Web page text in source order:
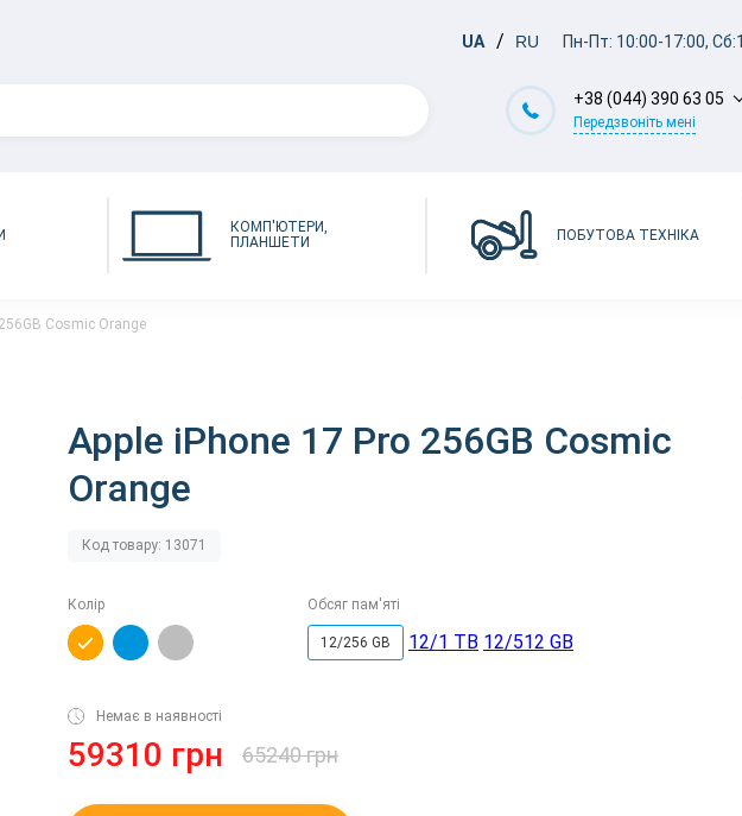
UA RU Пн-Пт: 10:00-17:00,
+38 (044) 390 63 05
Передзвоніть мені
КОМП'ЮТЕРИ,
ПЛАНШЕТИ
ПОБУТОВА ТЕХНІКА
Cosmic Orange
Apple iPhone 17 Pro 256GB Cosmic
Orange
Код товару: 13071
Колір Обсяг пам'яті
12/256 GB 12/1 TB 12/512 GB
Немає в наявності
59310 грн 65240 грн